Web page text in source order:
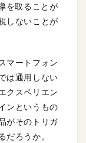
を取ることが
しないことが
マートフォン
は通用しない
クスペリエン
ンというもの
がそのトリガ
だろうか。